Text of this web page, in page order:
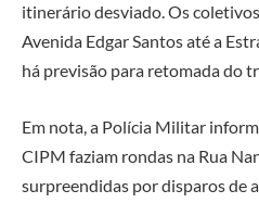
itinerário desviado. Os
Avenida Edgar Santos até a
há previsão para retomada do
Em nota, a Polícia Militar
CIPM faziam rondas na Rua
surpreendidas por disparos de